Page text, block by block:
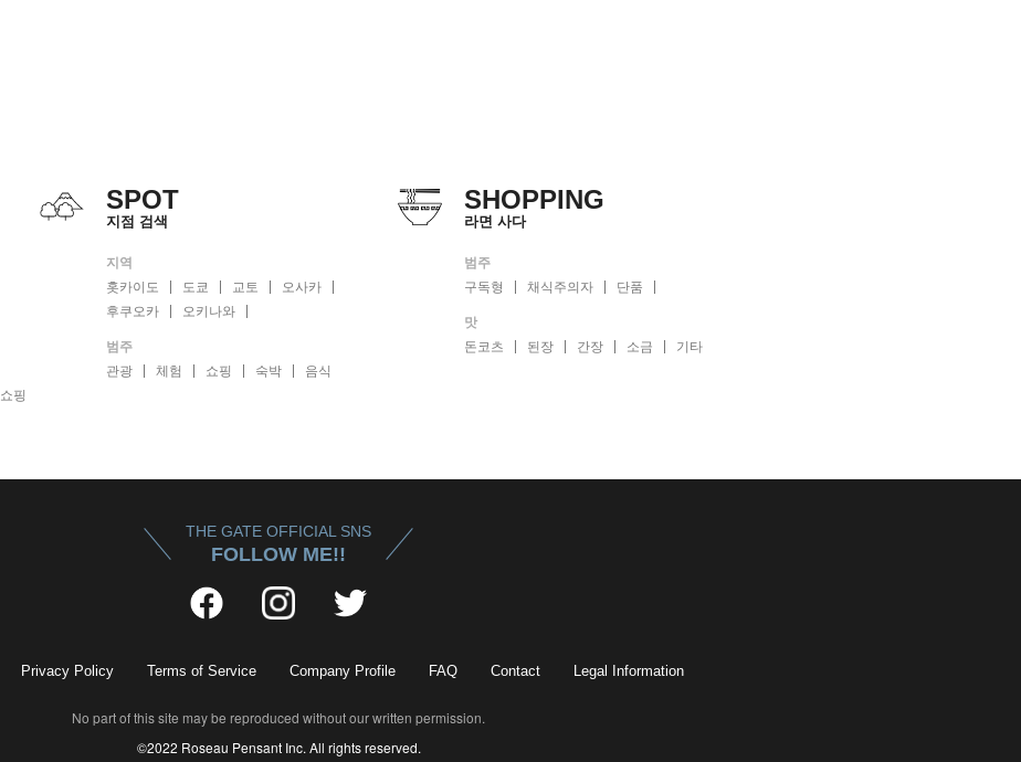
쇼핑
SPOT
지점 검색
지역
홋카이도
도쿄 교토
오사카
후쿠오카
오키나와
범주
관광
체험 쇼핑 숙박 음식
SHOPPING
라면 사다
범주
구독형
채식주의자 단품
맛
돈코츠
된장 간장 소금 기타
THE GATE OFFICIAL SNS
FOLLOW ME!!
Privacy Policy Terms of Service Company Profile FAQ Contact Legal Information
No part of this site may be reproduced without our written permission.
©2022 Roseau Pensant Inc. All rights reserved.